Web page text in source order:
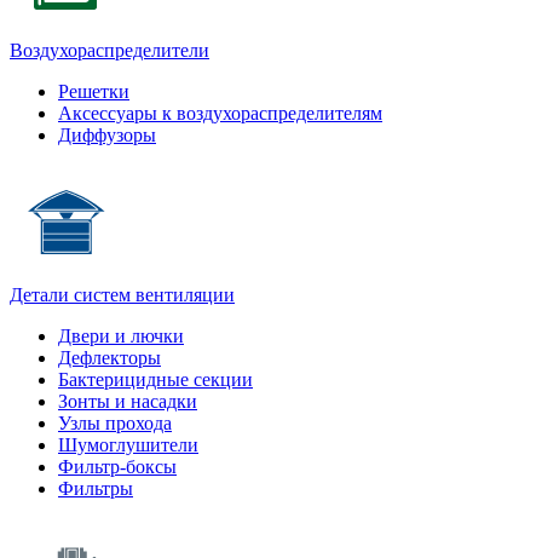
Воздухораспределители
Решетки
Аксессуары к воздухораспределителям
Диффузоры
Детали систем вентиляции
Двери и лючки
Дефлекторы
Бактерицидные секции
Зонты и насадки
Узлы прохода
Шумоглушители
Фильтр-боксы
Фильтры